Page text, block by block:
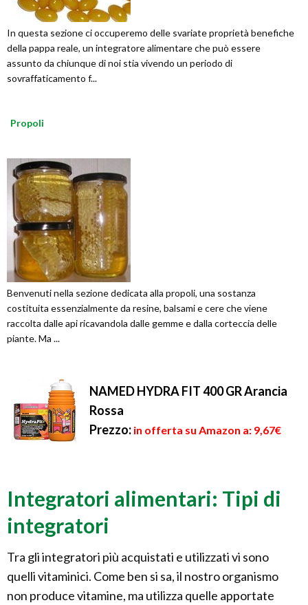
In questa sezione ci occuperemo delle svariate proprietà benefiche
della pappa reale, un integratore alimentare che può essere
assunto da chiunque di noi stia vivendo un periodo di
sovraffaticamento f...
Propoli
Benvenuti nella sezione dedicata alla propoli, una sostanza
costituita essenzialmente da resine, balsami e cere che viene
raccolta dalle api ricavandola dalle gemme e dalla corteccia delle
piante. Ma ...
NAMED HYDRA FIT 400 GR Arancia
Rossa
Prezzo: in offerta su Amazon a: 9,67€
Integratori alimentari: Tipi di
integratori
Tra gli integratori più acquistati e utilizzati vi sono
quelli vitaminici. Come ben si sa, il nostro organismo
non produce vitamine, ma utilizza quelle apportate